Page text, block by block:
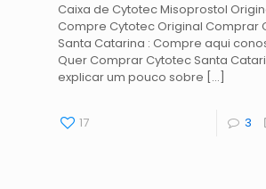
Caixa de Cytotec Misoprostol
Compre Cytotec Original Comprar
Santa Catarina : Compre aqui
Quer Comprar Cytotec Santa
explicar um pouco sobre […]
17 3